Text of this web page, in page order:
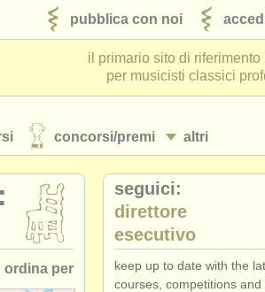
pubblica con noi
il primario sito di riferimento
per musicisti classici
altri
concorsi/premi
ordina per
seguici:
direttore
esecutivo
keep up to date with the
courses, competitions and